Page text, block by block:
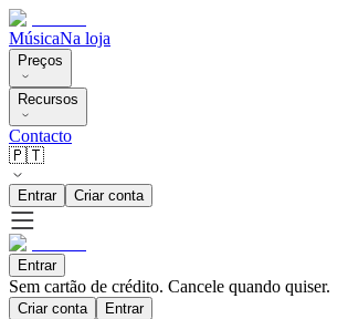
MúsicaNa loja
Preços
Recursos
Contacto
🇵🇹
Entrar Criar conta
Entrar
Sem cartão de crédito. Cancele quando quiser.
Criar conta Entrar